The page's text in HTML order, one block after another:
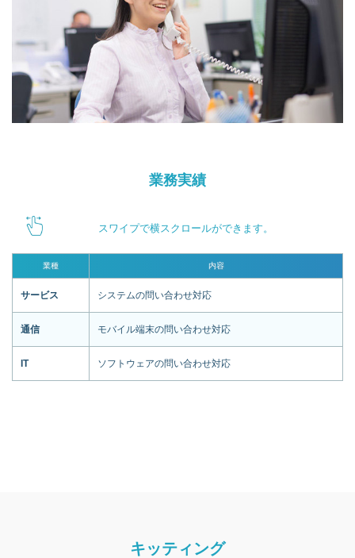
業務実績
スワイプで横スクロールができます。
業種 内容
サービス システムの問い合わせ対応
通信 モバイル端末の問い合わせ対応
IT ソフトウェアの問い合わせ対応
キッティング